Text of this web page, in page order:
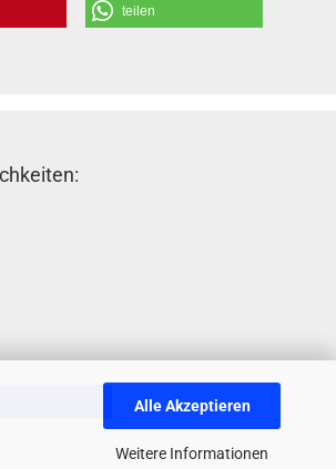
Alle Akzeptieren
Weitere Informationen
teilen